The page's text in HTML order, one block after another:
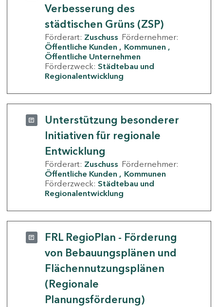
Verbesserung des
städtischen Grüns (ZSP)
Förderart: Zuschuss Fördernehmer:
Öffentliche Kunden
Kommunen
Öffentliche Unternehmen
Förderzweck: Städtebau und
Regionalentwicklung
Unterstützung besonderer
Initiativen für regionale
Entwicklung
Förderart: Zuschuss Fördernehmer:
Öffentliche Kunden
Kommunen
Förderzweck: Städtebau und
Regionalentwicklung
FRL RegioPlan - Förderung
von Bebauungsplänen und
Flächennutzungsplänen
(Regionale
Planungsförderung)